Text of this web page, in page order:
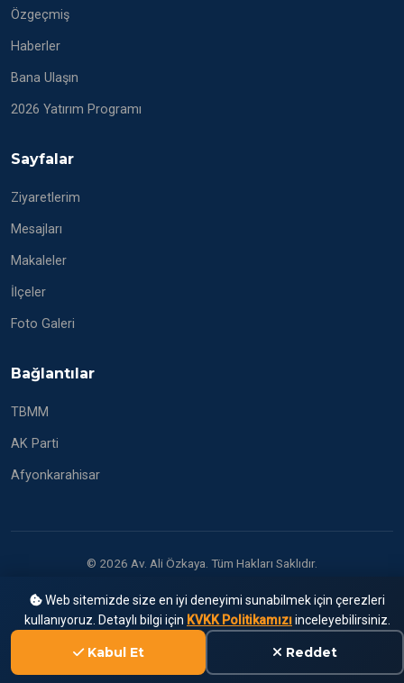
Özgeçmiş
Haberler
Bana Ulaşın
2026 Yatırım Programı
Sayfalar
Ziyaretlerim
Mesajları
Makaleler
İlçeler
Foto Galeri
Bağlantılar
TBMM
AK Parti
Afyonkarahisar
© 2026 Av. Ali Özkaya. Tüm Hakları Saklıdır.
Web sitemizde size en iyi deneyimi sunabilmek için çerezleri
kullanıyoruz. Detaylı bilgi için KVKK Politikamızıinceleyebilirsiniz.
Kabul Et Reddet